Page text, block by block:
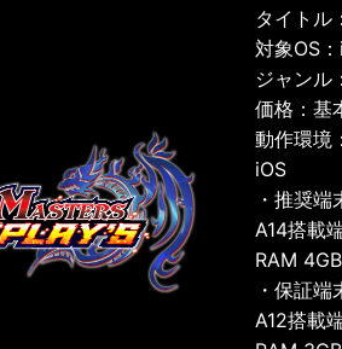
タイトル
対象OS
ジャンル
価格：基
動作環境
iOS
・推奨端
A14搭載
RAM
・保証端
A12搭載